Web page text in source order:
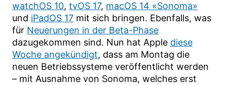
watchOS 10, tvOS 17, macOS 14 «Sonoma»
und iPadOS 17 mit sich bringen. Ebenfalls, was
für Neuerungen in der Beta-Phase
dazugekommen sind. Nun hat Apple diese
Woche angekündigt, dass am Montag die
neuen Betriebssysteme veröffentlicht werden
– mit Ausnahme von Sonoma, welches erst